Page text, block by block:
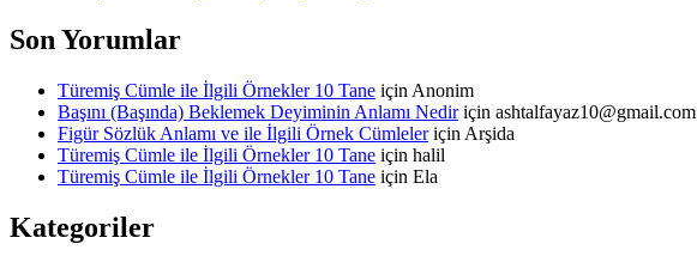
Son Yorumlar
Türemiş Cümle ile İlgili Örnekler 10 Tane için Anonim
Başını (Başında) Beklemek Deyiminin Anlamı Nediriçin ashtalfayaz10@gmail.com
Figür Sözlük Anlamı ve ile İlgili Örnek Cümleleriçin Arşida
Türemiş Cümle ile İlgili Örnekler 10 Tane için halil
Türemiş Cümle ile İlgili Örnekler 10 Tane için Ela
Kategoriler